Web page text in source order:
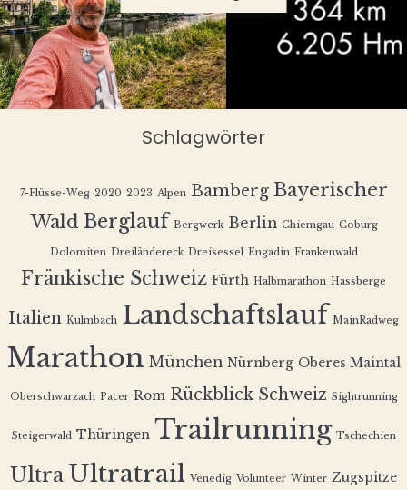
Schlagwörter
7-Flüsse-Weg 2020 2023 Alpen Bamberg Bayerischer
Wald Berglauf Bergwerk Berlin Chiemgau Coburg
Dolomiten Dreiländereck Dreisessel Engadin Frankenwald
Fränkische Schweiz Fürth Halbmarathon Hassberge
Italien Kulmbach Landschaftslauf MainRadweg
Marathon München Nürnberg Oberes Maintal
Oberschwarzach Pacer Rom Rückblick Schweiz Sightrunning
Steigerwald Thüringen Trailrunning Tschechien
Ultra Ultratrail Venedig Volunteer Winter Zugspitze